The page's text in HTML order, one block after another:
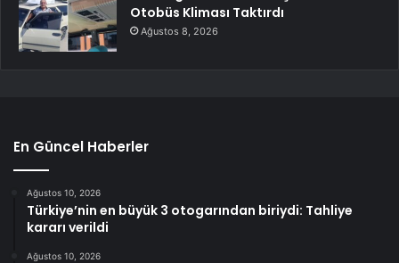
Otobüs Kliması Taktırdı
Ağustos 8, 2026
En Güncel Haberler
Ağustos 10, 2026
Türkiye’nin en büyük 3 otogarından biriydi: Tahliye
kararı verildi
Ağustos 10, 2026